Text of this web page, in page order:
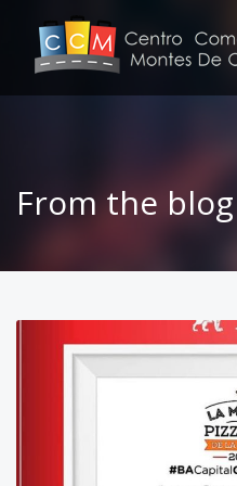
From the blog